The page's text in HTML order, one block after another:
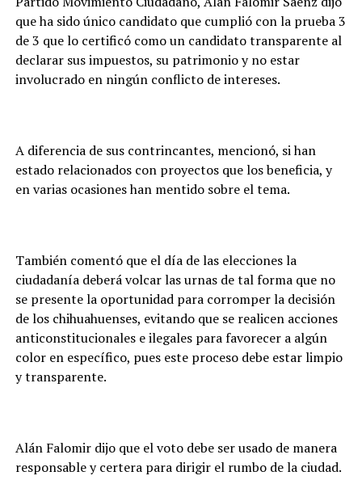
que ha sido único candidato que cumplió con la prueba 3
de 3 que lo certificó como un candidato transparente al
declarar sus impuestos, su patrimonio y no estar
involucrado en ningún conflicto de intereses.
A diferencia de sus contrincantes, mencionó, si han
estado relacionados con proyectos que los beneficia, y
en varias ocasiones han mentido sobre el tema.
También comentó que el día de las elecciones la
ciudadanía deberá volcar las urnas de tal forma que no
se presente la oportunidad para corromper la decisión
de los chihuahuenses, evitando que se realicen acciones
anticonstitucionales e ilegales para favorecer a algún
color en específico, pues este proceso debe estar limpio
y transparente.
Alán Falomir dijo que el voto debe ser usado de manera
responsable y certera para dirigir el rumbo de la ciudad.